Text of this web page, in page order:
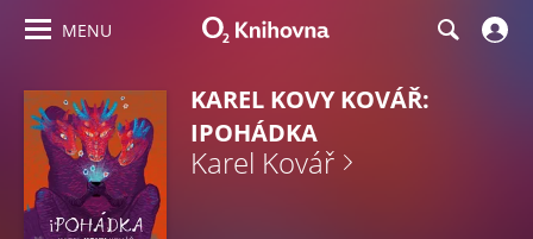
MENU
KAREL KOVY KOVÁŘ:
IPOHÁDKA
Karel Kovář